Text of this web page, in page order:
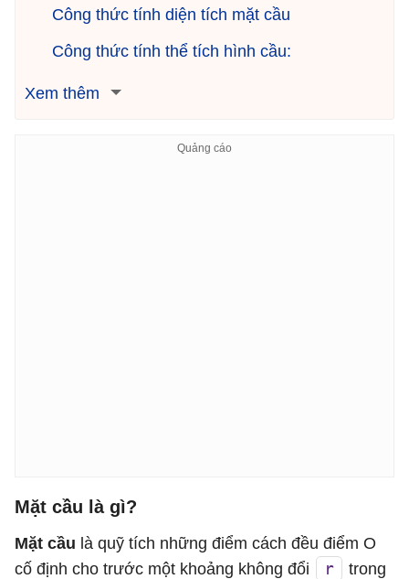
Công thức tính diện tích mặt cầu
Công thức tính thể tích hình cầu:
Xem thêm
Mặt cầu là gì?
Mặt cầu là quỹ tích những điểm cách đều điểm O
cố định cho trước một khoảng không đổi
r
trong